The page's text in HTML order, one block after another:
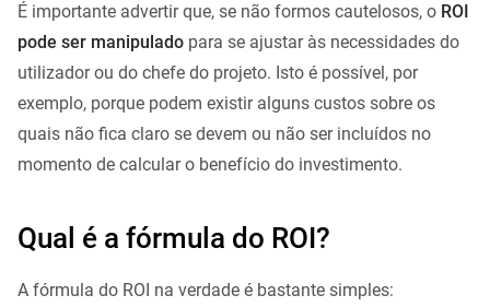
É importante advertir que, se não formos cautelosos, o ROI
pode ser manipulado para se ajustar às necessidades do
utilizador ou do chefe do projeto. Isto é possível, por
exemplo, porque podem existir alguns custos sobre os
quais não fica claro se devem ou não ser incluídos no
momento de calcular o benefício do investimento.
Qual é a fórmula do ROI?
A fórmula do ROI na verdade é bastante simples: